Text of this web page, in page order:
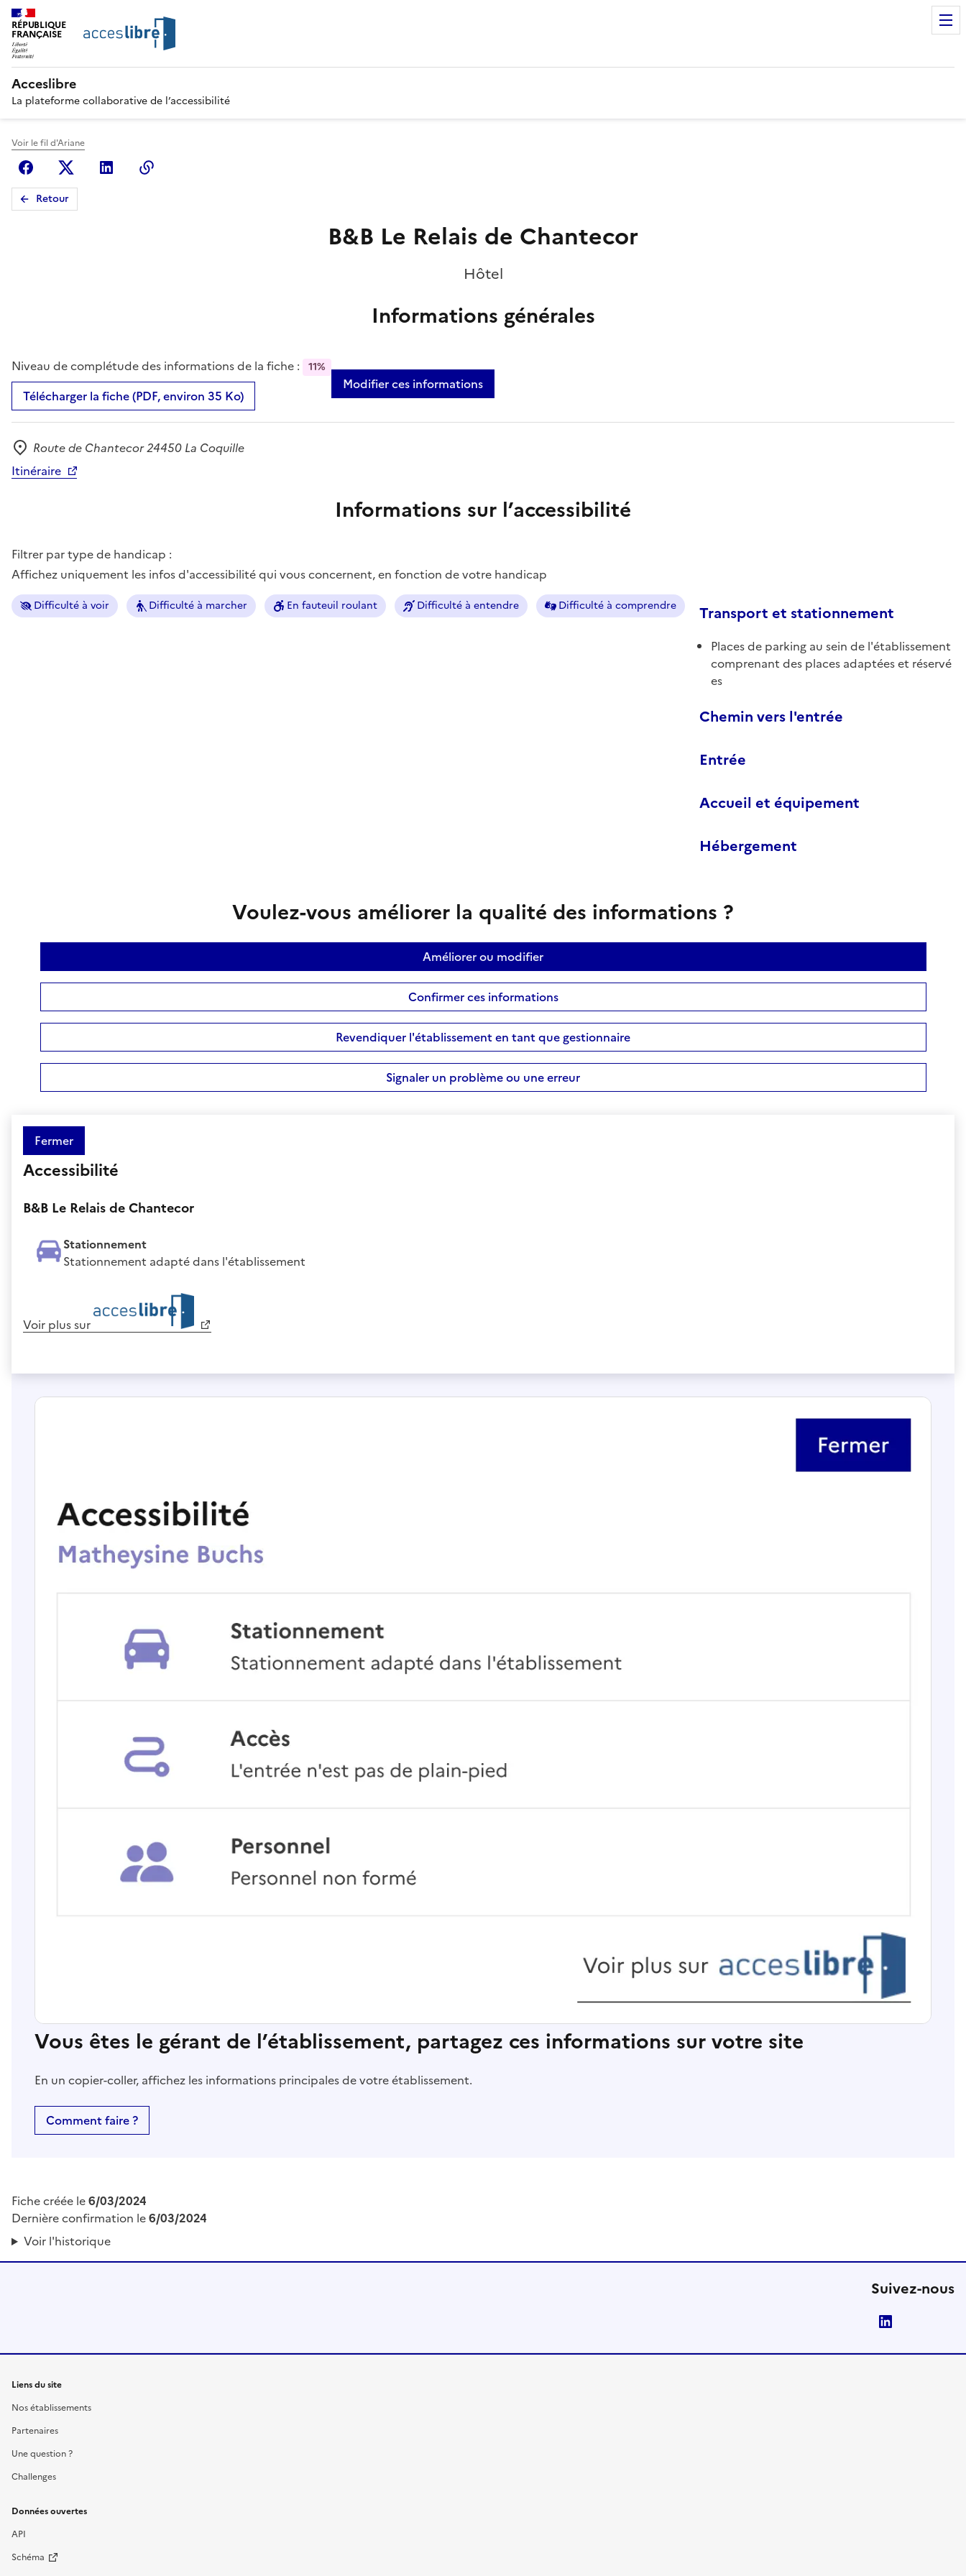
RÉPUBLIQUE
FRANÇAISE
Acceslibre
La plateforme collaborative de l’accessibilité
Voir le fil d'Ariane
FacebookX (anciennement Twitter)
Linkedin
Retour
B&B Le Relais de Chantecor
Hôtel
Informations générales
Niveau de complétude des informations de la fiche : 11%
Télécharger la fiche (PDF, environ 35 Ko)
Modifier ces informations
Adresse
Route de Chantecor 24450 La Coquille
Itinéraire
Informations sur l’accessibilité
Filtrer par type de handicap :
Affichez uniquement les infos d'accessibilité qui vous concernent, en fonction de votre handicap
Difficulté à voir Difficulté à marcher En fauteuil roulant Difficulté à entendre Difficulté à comprendre Transport et stationnement
Places de parking au sein de l'établissement
comprenant des places adaptées et réservé
es
Chemin vers l'entrée
Entrée
Accueil et équipement
Hébergement
Voulez-vous améliorer la qualité des informations ?
Améliorer ou modifier
Confirmer ces informations
Revendiquer l'établissement en tant que gestionnaire
Signaler un problème ou une erreur
Fermer
Accessibilité
B&B Le Relais de Chantecor
Stationnement
Stationnement adapté dans l'établissement
Voir plus sur
Vous êtes le gérant de l’établissement, partagez ces informations sur votre site
En un copier-coller, affichez les informations principales de votre établissement.
Comment faire ?
Fiche créée le6/03/2024
Dernière confirmation le6/03/2024
Voir l'historique
Suivez-nous
Liens du site
Nos établissements
Partenaires
Une question ?
Challenges
Données ouvertes
API
Schéma